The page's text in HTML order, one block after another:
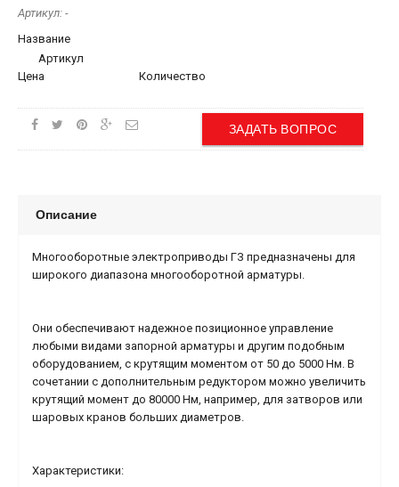
Артикул: -
Название
Артикул
Цена
Количество
ЗАДАТЬ ВОПРОС
Описание
Многооборотные электроприводы ГЗ предназначены для
широкого диапазона многооборотной арматуры.
Они обеспечивают надежное позиционное управление
любыми видами запорной арматуры и другим подобным
оборудованием, с крутящим моментом от 50 до 5000 Нм. В
сочетании с дополнительным редуктором можно увеличить
крутящий момент до 80000 Нм, например, для затворов или
шаровых кранов больших диаметров.
Характеристики: